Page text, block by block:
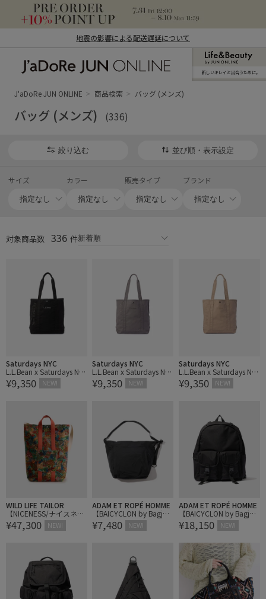
地震の影響による配送遅延について
ン オンライン）
新しいキレイと出合うために。
J'aDoRe JUN ONLINE 商品検索 バッグ (メンズ)
バッグ (メンズ) (336)
絞り込む 並び順・表示設定
サイズ カラー 販売タイプ ブランド
対象商品数 336 件
Saturdays NYC
L.L.Bean x Saturdays NY
C Grocery Tote
¥9,350 NEW!
Saturdays NYC
L.L.Bean x Saturdays NY
C Grocery Tote
¥9,350 NEW!
Saturdays NYC
L.L.Bean x Saturdays NY
C Grocery Tote
¥9,350 NEW!
WILD LIFE TAILOR
【NICENESS/ナイスネ
ス】P.VALE
¥47,300 NEW!
ADAM ET ROPÉ HOMME
【BAICYCLON by Bagjac
k/バイシクロン】SHOUL
DER BAG
¥7,480 NEW!
ADAM ET ROPÉ HOMME
【BAICYCLON by Bagjac
k/バイシクロン】BACK P
¥18,150 NEW!